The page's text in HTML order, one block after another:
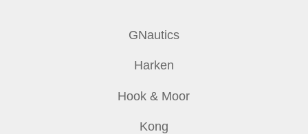
GNautics
Harken
Hook & Moor
Kong